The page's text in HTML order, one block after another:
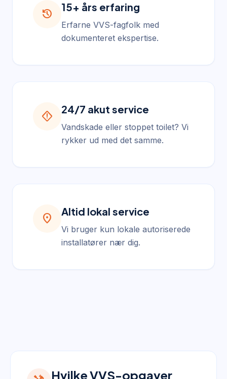
history
15+ års erfaring
Erfarne VVS-fagfolk med
dokumenteret ekspertise.
emergency_home
24/7 akut service
Vandskade eller stoppet toilet? Vi
rykker ud med det samme.
location_on
Altid lokal service
Vi bruger kun lokale autoriserede
installatører nær dig.
Hvilke VVS-opgaver